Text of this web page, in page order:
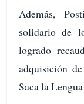
Además,
solidario de
logrado
adquisición
Saca la